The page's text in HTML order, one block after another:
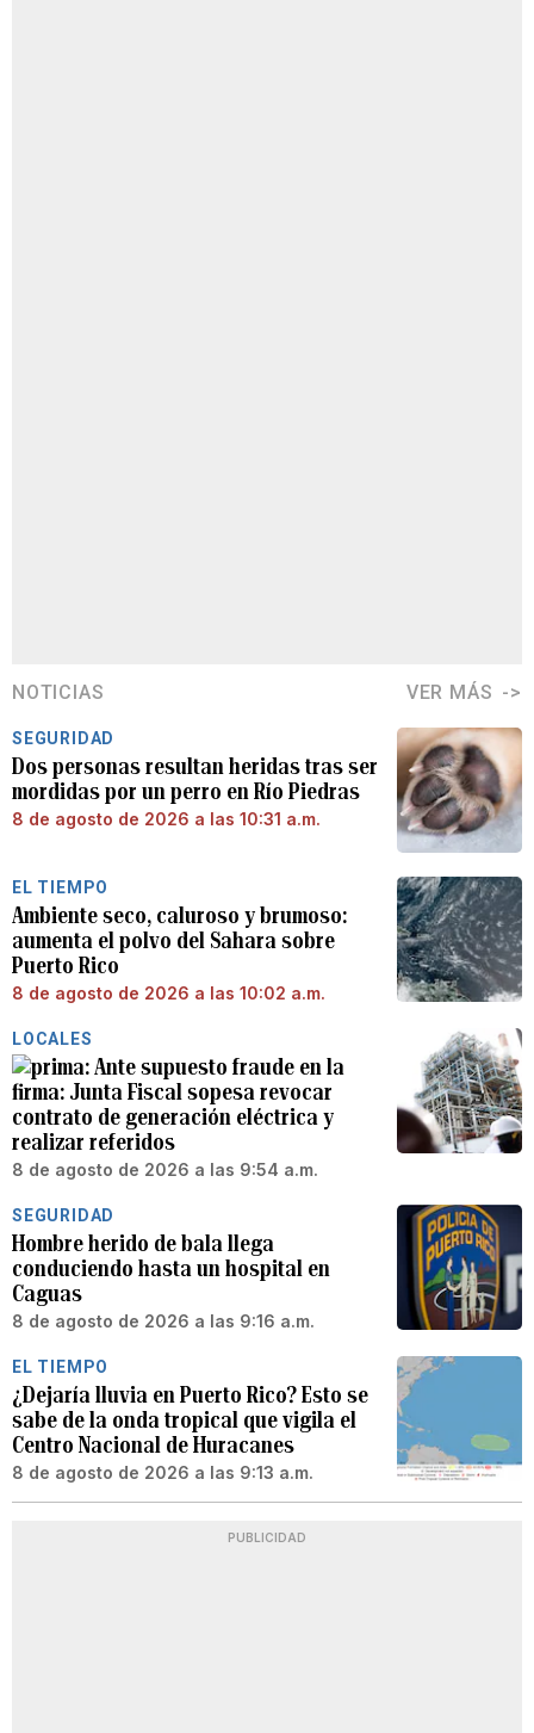
NOTICIAS VER MÁS
SEGURIDAD
Dos personas resultan heridas tras ser
mordidas por un perro en Río Piedras
8 de agosto de 2026 a las 10:31 a.m.
EL TIEMPO
Ambiente seco, caluroso y brumoso:
aumenta el polvo del Sahara sobre
Puerto Rico
8 de agosto de 2026 a las 10:02 a.m.
LOCALES
Ante supuesto fraude en la
firma: Junta Fiscal sopesa revocar
contrato de generación eléctrica y
realizar referidos
8 de agosto de 2026 a las 9:54 a.m.
SEGURIDAD
Hombre herido de bala llega
conduciendo hasta un hospital en
Caguas
8 de agosto de 2026 a las 9:16 a.m.
EL TIEMPO
¿Dejaría lluvia en Puerto Rico? Esto se
sabe de la onda tropical que vigila el
Centro Nacional de Huracanes
8 de agosto de 2026 a las 9:13 a.m.
PUBLICIDAD